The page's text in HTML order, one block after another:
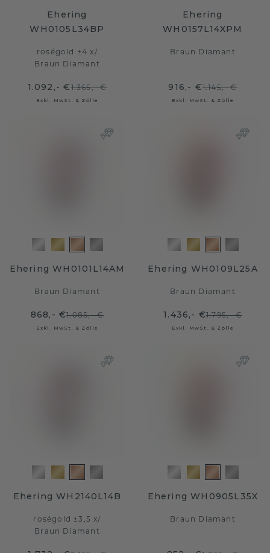
Ehering
WH0105L34BP
roségold ±4 x/
Braun Diamant
1.092,- €1.365,- €
Exkl. MwSt. & Zölle
Ehering
WH0157L14XPM
Braun Diamant
916,- €1.145,- €
Exkl. MwSt. & Zölle
Ehering WH0101L14AM
Braun Diamant
868,- €1.085,- €
Exkl. MwSt. & Zölle
Ehering WH0109L25A
Braun Diamant
1.436,- €1.795,- €
Exkl. MwSt. & Zölle
Ehering WH2140L14B
roségold ±3,5 x/
Braun Diamant
Ehering WH0905L35X
Braun Diamant